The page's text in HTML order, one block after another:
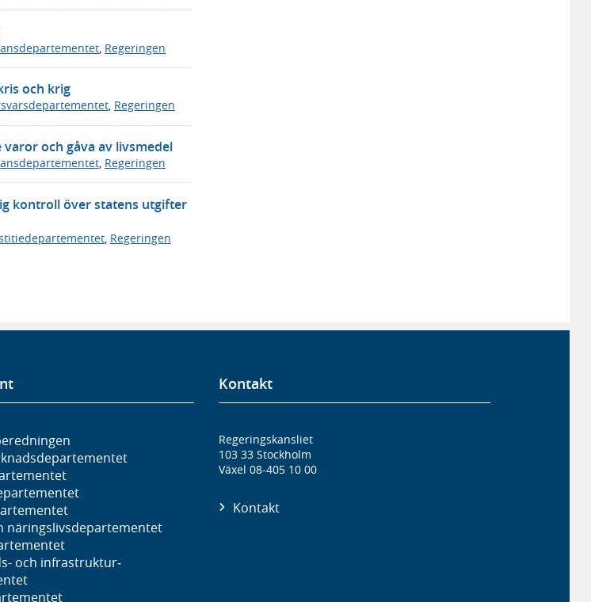
Regeringen
och krig
, Regeringen
och gåva av livsmedel
, Regeringen
kontroll över statens utgifter
Regeringen
näringslivs­departementet
och infrastruktur­
Kontakt
Regeringskansliet
103 33 Stockholm
Växel 08-405 10 00
Kontakt